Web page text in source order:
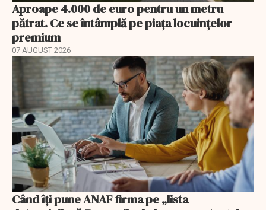
Aproape 4.000 de euro pentru un metru
pătrat. Ce se întâmplă pe piața locuințelor
premium
07 AUGUST 2026
Când îți pune ANAF firma pe „lista